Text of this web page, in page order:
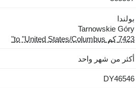
بولندا
Tarnowskie Góry
7423 كم to "United States/Columbus"
أكثر من شهر واحد
DY46546